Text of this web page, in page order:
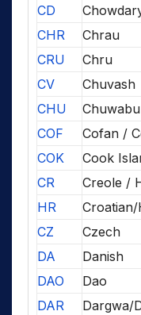
CD
CHR
Chrau
CRU
Chru
CV
Chuvash
CHU
Chuwabu
COF
Cofan /
COK
Cook
CR
Creole /
HR
CZ
Czech
DA
Danish
DAO
Dao
DAR
Dargwa/